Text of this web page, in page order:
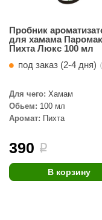
Пробник
для хамама
Пихта Люкс 100 мл
под заказ (2-4 дня)
Для чего: Хамам
Обьем: 100 мл
Аромат: Пихта
390 i
В корзину